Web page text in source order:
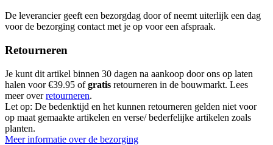
De leverancier geeft een bezorgdag door of neemt uiterlijk een dag
voor de bezorging contact met je op voor een afspraak.
Retourneren
Je kunt dit artikel binnen 30 dagen na aankoop door ons op laten
halen voor €39.95 ofgratis retourneren in de bouwmarkt. Lees
meer overretourneren.
Let op: De bedenktijd en het kunnen retourneren gelden niet voor
op maat gemaakte artikelen en verse/ bederfelijke artikelen zoals
planten.
Meer informatie over de bezorging